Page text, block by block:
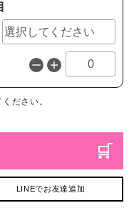
ださい。
LINEでお友達追加